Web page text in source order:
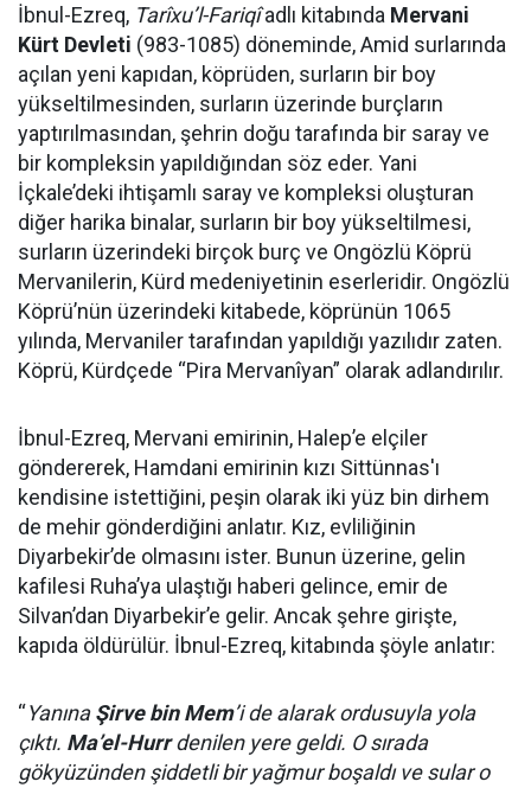
İbnul-Ezreq, Tarîxu’l-Fariqîadlı kitabında Mervani
Kürt Devleti (983-1085) döneminde, Amid surlarında
açılan yeni kapıdan, köprüden, surların bir boy
yükseltilmesinden, surların üzerinde burçların
yaptırılmasından, şehrin doğu tarafında bir saray ve
bir kompleksin yapıldığından söz eder. Yani
İçkale’deki ihtişamlı saray ve kompleksi oluşturan
diğer harika binalar, surların bir boy yükseltilmesi,
surların üzerindeki birçok burç ve Ongözlü Köprü
Mervanilerin, Kürd medeniyetinin eserleridir. Ongözlü
Köprü’nün üzerindeki kitabede, köprünün 1065
yılında, Mervaniler tarafından yapıldığı yazılıdır zaten.
Köprü, Kürdçede “Pira Mervanîyan” olarak adlandırılır.
İbnul-Ezreq, Mervani emirinin, Halep’e elçiler
göndererek, Hamdani emirinin kızı Sittünnas'ı
kendisine istettiğini, peşin olarak iki yüz bin dirhem
de mehir gönderdiğini anlatır. Kız, evliliğinin
Diyarbekir’de olmasını ister. Bunun üzerine, gelin
kafilesi Ruha’ya ulaştığı haberi gelince, emir de
Silvan’dan Diyarbekir’e gelir. Ancak şehre girişte,
kapıda öldürülür. İbnul-Ezreq, kitabında şöyle anlatır:
“YanınaŞirve bin Mem’i de alarak ordusuyla yola
çıktı. Ma’el-Hurrdenilen yere geldi. O sırada
gökyüzünden şiddetli bir yağmur boşaldı ve sular o